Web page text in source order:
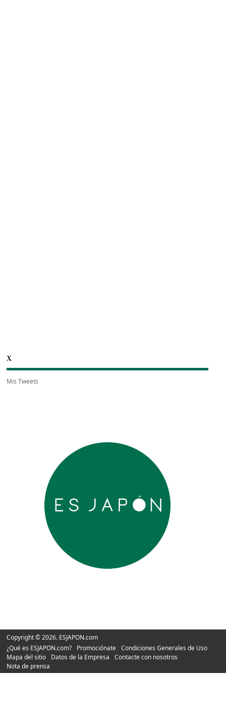
X
Mis Tweets
Copyright © 2026. ESJAPON.com
¿Qué es ESJAPON.com?
Promociónate
Condiciones Generales de Uso
Mapa del sitio
Datos de la Empresa
Contacte con nosotros
Nota de prensa